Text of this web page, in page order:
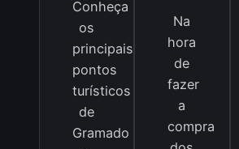
Conheça
os
principais
pontos
turísticos
de
Gramado
Na
hora
de
fazer
a
compra